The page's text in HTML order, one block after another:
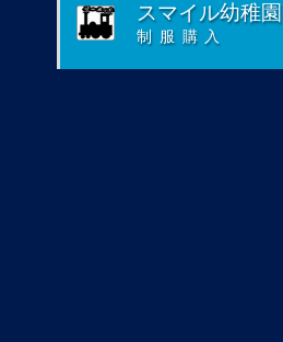
スマイル幼稚園
制服購入